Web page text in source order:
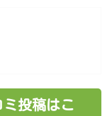
ミ投稿はこ